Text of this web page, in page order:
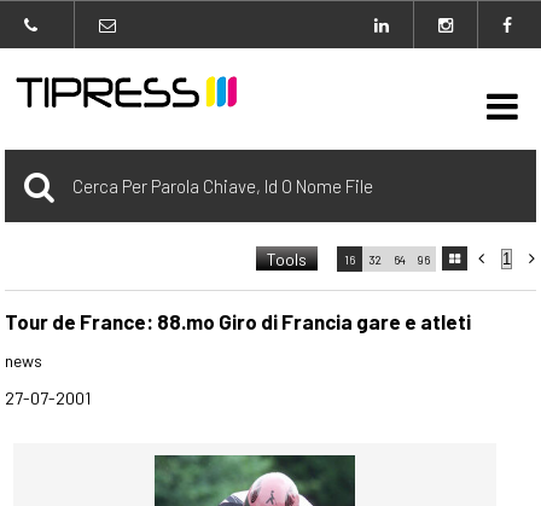
Archivio
carrello
Agenzia

 
16 32 64 96 
Tools
0 Selezionato
Tour de France: 88.mo Giro di Francia gare e atleti
news
27-07-2001